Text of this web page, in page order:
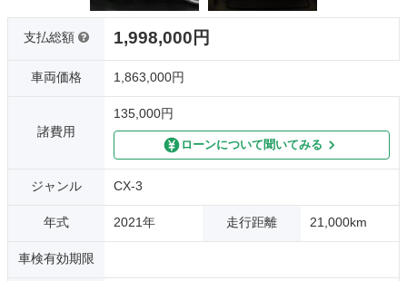
支払総額 1,998,000円
車両価格 1,863,000円
諸費用
135,000円
ローンについて聞いてみる
ジャンル CX-3
年式 2021年 走行距離 21,000km
車検有効期限